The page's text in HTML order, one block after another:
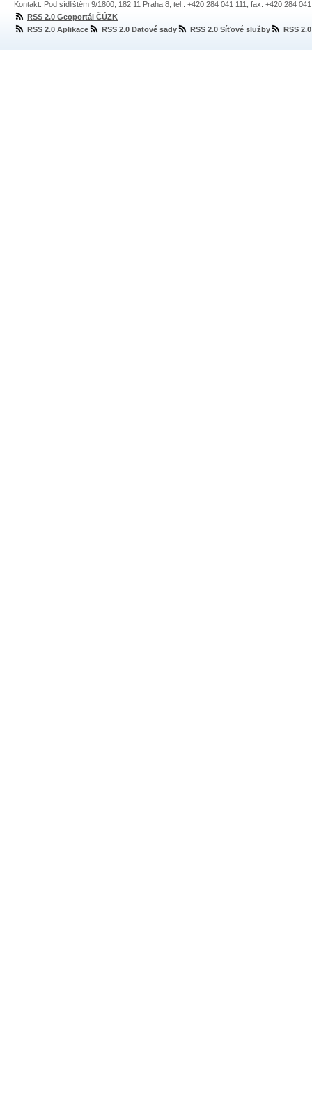
Kontakt: Pod sídlištěm 9/1800, 182 11 Praha 8, tel.: +420 284 041 111, fax: +420 284
RSS 2.0 Geoportál ČÚZK
RSS 2.0 Aplikace
RSS 2.0 Datové sady RSS 2.0 Síťové služby RSS